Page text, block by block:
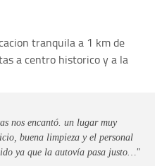
tranquila a 1 km de
a centro historico y a la
nos encantó. un lugar muy
buena limpieza y el personal
ya que la autovía pasa justo…"